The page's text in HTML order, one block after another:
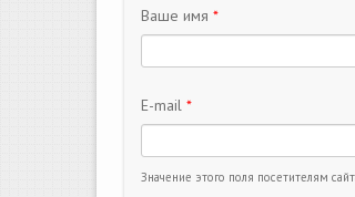
Ваше имя *
E-mail *
Значение этого поля посетителям